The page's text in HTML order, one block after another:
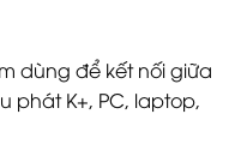
dùng để kết nối giữa
phát K+, PC, laptop,